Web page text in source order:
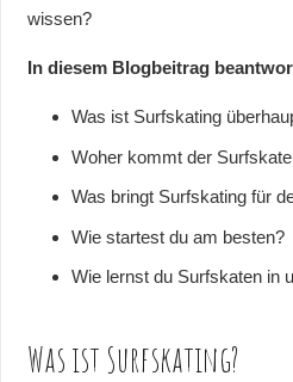
wissen?
In diesem Blogbeitrag
Was ist Surfskating
Woher kommt der
Was bringt Surfskating für
Wie startest du am besten?
Wie lernst du Surfskaten in
Was ist Surfskating?